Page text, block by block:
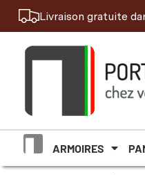
Livraison gratuite
ARMOIRES